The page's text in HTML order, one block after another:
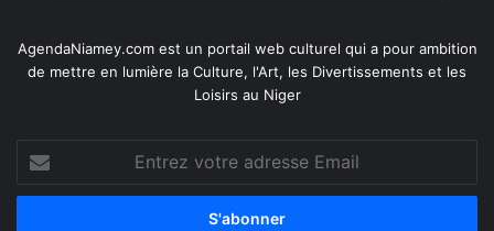
AgendaNiamey.com est un portail web culturel qui a pour ambition
de mettre en lumière la Culture, l'Art, les Divertissements et les
Loisirs au Niger
Entrez
votre
adresse